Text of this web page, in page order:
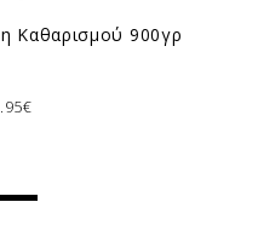
Καθαρισμού 900γρ